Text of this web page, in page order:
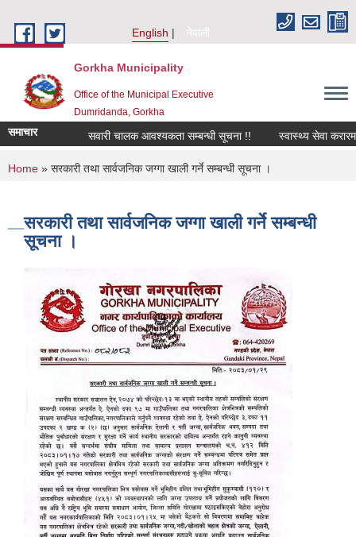
English
नेपाली
Gorkha Municipality
Office of the Municipal Executive
Dumridanda, Gorkha
समाचार सवारी चालक आवश्यकता सम्बन्धी सूचना !! स्वास्थ्य सेवा
You are here
Home » सरकारी तथा सार्वजनिक जग्गा खाली गर्ने सम्बन्धी सूचना ।
सरकारी तथा सार्वजनिक जग्गा खाली गर्ने सम्बन्धी
सूचना ।